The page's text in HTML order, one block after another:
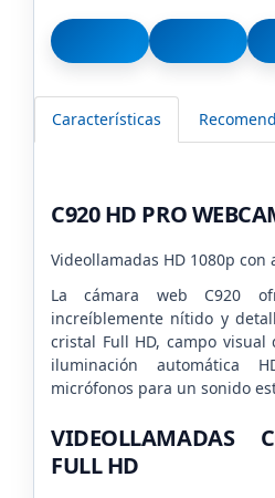
Características
C920 HD PRO
Videollamadas HD 1080p con
La cámara web C920
increíblemente nítido y
cristal Full HD, campo visual
iluminación automática
micrófonos para un sonido
VIDEOLLAMADAS
FULL HD